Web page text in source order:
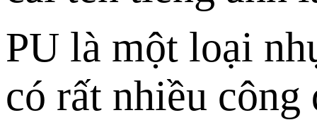
PU là một loại
có rất nhiều